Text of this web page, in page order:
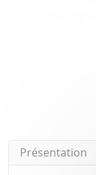
Présentation